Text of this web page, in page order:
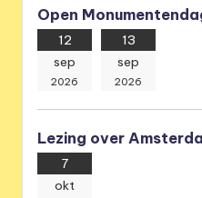
Open
12
sep
2026
13
sep
2026
Lezing over
7
okt